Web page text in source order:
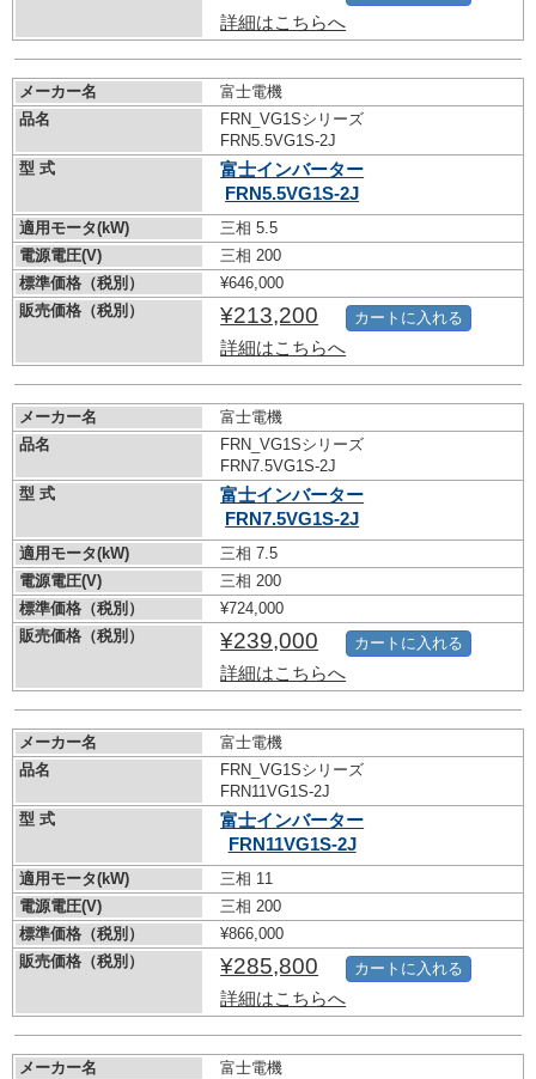
詳細はこちらへ
メーカー名
富士電機
品名
FRN_VG1Sシリーズ
FRN5.5VG1S-2J
型 式
富士インバーター
FRN5.5VG1S-2J
適用モータ(kW)
三相 5.5
電源電圧(V)
三相 200
標準価格（税別）
¥646,000
販売価格（税別）
¥213,200
詳細はこちらへ
カートに入れる
メーカー名
富士電機
品名
FRN_VG1Sシリーズ
FRN7.5VG1S-2J
型 式
富士インバーター
FRN7.5VG1S-2J
適用モータ(kW)
三相 7.5
電源電圧(V)
三相 200
標準価格（税別）
¥724,000
販売価格（税別）
¥239,000
詳細はこちらへ
カートに入れる
メーカー名
富士電機
品名
FRN_VG1Sシリーズ
FRN11VG1S-2J
型 式
富士インバーター
FRN11VG1S-2J
適用モータ(kW)
三相 11
電源電圧(V)
三相 200
標準価格（税別）
¥866,000
販売価格（税別）
¥285,800
詳細はこちらへ
カートに入れる
メーカー名
富士電機